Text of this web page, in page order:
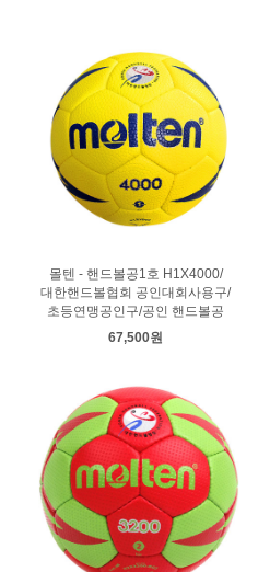
몰텐 - 핸드볼공1호 H1X4000/
대한핸드볼협회 공인대회사용구/
초등연맹공인구/공인 핸드볼공
67,500원